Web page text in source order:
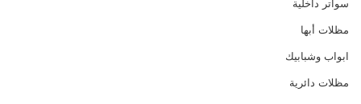
سواتر داخلية
مظلات أبها
ابواب وشبابيك
مظلات دائرية